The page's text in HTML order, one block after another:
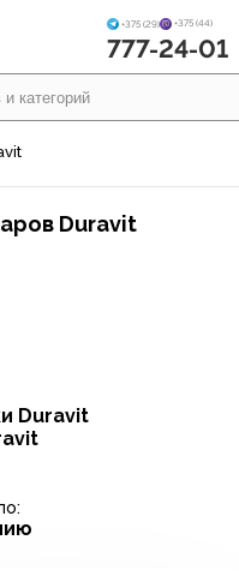
+375 (29) +375 (44)
777-24-01
Duravit
Duravit